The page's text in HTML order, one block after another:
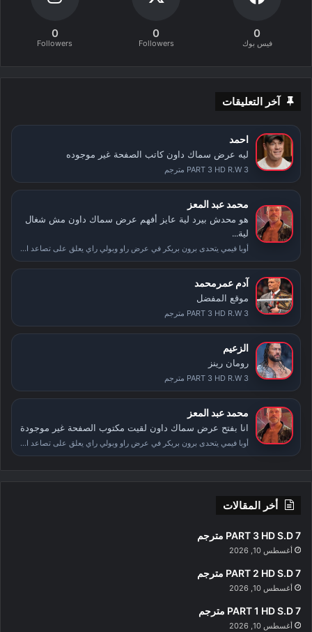
0
فيس بوك
0
Followers
0
Followers
آخر التعليقات
احمد
ليه عرض سماك داون كاتب الصفحة غير موجوده
PART 3 HD R.W 3 مترجم
محمد عبد المعز
هو محدش بيرد لية عايز أفهم عرض سماك داون مش شغال
لية...
أوبا فيمي يتحدى برون بريكر في عرض راو وبولي راي يعلق على تصاعد الأحداث بعد سمر سلام
آدم عمرمحمد
موقع المفضل
PART 3 HD R.W 3 مترجم
الزعيم
رومان رينز
PART 3 HD R.W 3 مترجم
محمد عبد المعز
انا بفتح عرض سماك داون لقيت مكتوب الصفحة غير موجودة
أوبا فيمي يتحدى برون بريكر في عرض راو وبولي راي يعلق على تصاعد الأحداث بعد سمر سلام
أخر المقالات
PART 3 HD S.D 7 مترجم
أغسطس 10, 2026
PART 2 HD S.D 7 مترجم
أغسطس 10, 2026
PART 1 HD S.D 7 مترجم
أغسطس 10, 2026